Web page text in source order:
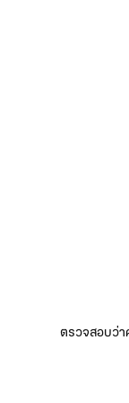
ตรวจสอบว่า